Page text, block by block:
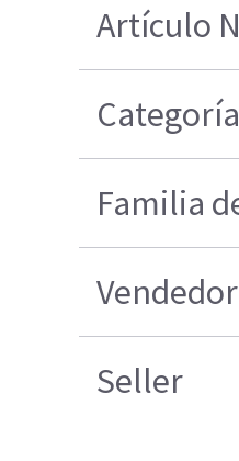
Artículo
Categoría
Familia
Vendedor
Seller